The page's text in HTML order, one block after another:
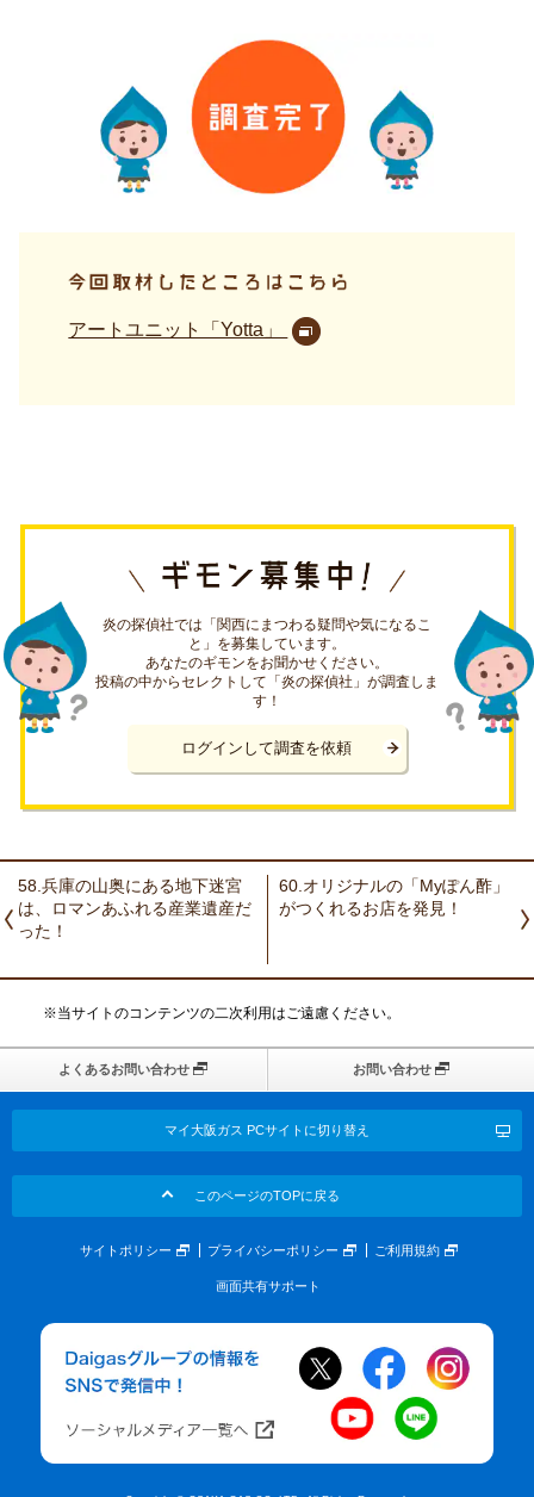
アートユニット「Yotta」
炎の探偵社では「関西にまつわる疑問や気になるこ
と」を募集しています。
あなたのギモンをお聞かせください。
投稿の中からセレクトして「炎の探偵社」が調査しま
す！
ログインして調査を依頼
58.兵庫の山奥にある地下迷宮
は、ロマンあふれる産業遺産だ
った！
60.オリジナルの「Myぽん酢」
がつくれるお店を発見！
※当サイトのコンテンツの二次利用はご遠慮ください。
よくあるお問い合わせ お問い合わせ
マイ大阪ガス PCサイトに切り替え
このページのTOPに戻る
サイトポリシー プライバシーポリシー ご利用規約
画面共有サポート